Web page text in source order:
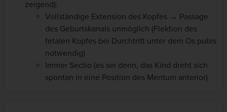
zeigend):
Vollständige Extension des Kopfes → Passage
des Geburtskanals unmöglich (Flektion des
fetalen Kopfes bei Durchtritt unter dem Os pubis
notwendig)
Immer Sectio (es sei denn, das Kind dreht sich
spontan in eine Position des Mentum anterior)